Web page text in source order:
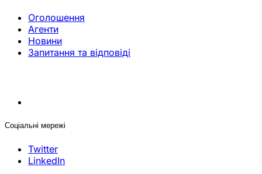
Оголошення
Агенти
Новини
Запитання та відповіді
Соціальні мережі
Twitter
LinkedIn